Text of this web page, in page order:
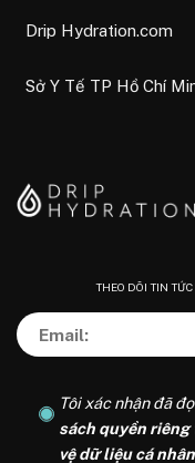
Drip Hydration.com
Sở Y Tế TP Hồ Chí
THEO DÕI TIN
Tôi xác nhận đã
sách quyền riêng
vệ dữ liệu cá